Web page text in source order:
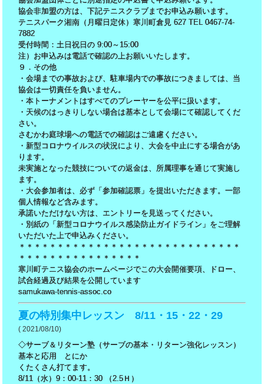
協会非加盟の方は、下記テニスクラブまでお申込み願います。
テニスパーク湘南（月曜日定休）寒川町倉見 627 TEL 0467-74-
7882
受付時間：土日祝日の 9:00～15:00
注）お申込みは電話で確認の上お願いいたします。
９．その他
・会場までの事故および、駐車場内での事故につきましては、当
協会は一切責任を負いません。
・本トーナメントはすべてのプレーヤーを公平に扱います。
・天候のはっきりしない場合は基本として会場にて確認してくだ
さい。
さむかわ庭球場への電話での確認はご遠慮ください。
・新型コロナウイルスの状況により、大会を中止にする場合があ
ります。
未実施となった競技についての返金は、所属理事を通じて実施し
ます。
・大会参加者は、必ず「参加確認票」を提出いただきます。一部
個人情報など含みます。
承諾いただけない方は、エントリーを見送ってください。
・別紙の「新型コロナウイルス感染防止ガイドライン」をご理解
いただいた上で申込みください。
＊＊＊＊＊＊＊＊＊＊＊＊＊＊＊＊＊＊＊＊＊＊＊＊＊＊＊＊＊
＊＊＊＊＊＊＊＊＊＊＊＊＊＊＊＊
寒川町テニス協会のホームページでこの大会開催要項、ドロー、
試合経過及び結果を公開しています
samukawa-tennis-assoc.co
夏の特別集中レッスン 8/11・15・22・29
( 2021/08/10)
◇サーブ＆リターン塾（サーブの基本・リターン強化レッスン）
基本と応用 とにか
くたくさん打てます。
8/11（水）9：00-11：30 （2.5Ｈ）